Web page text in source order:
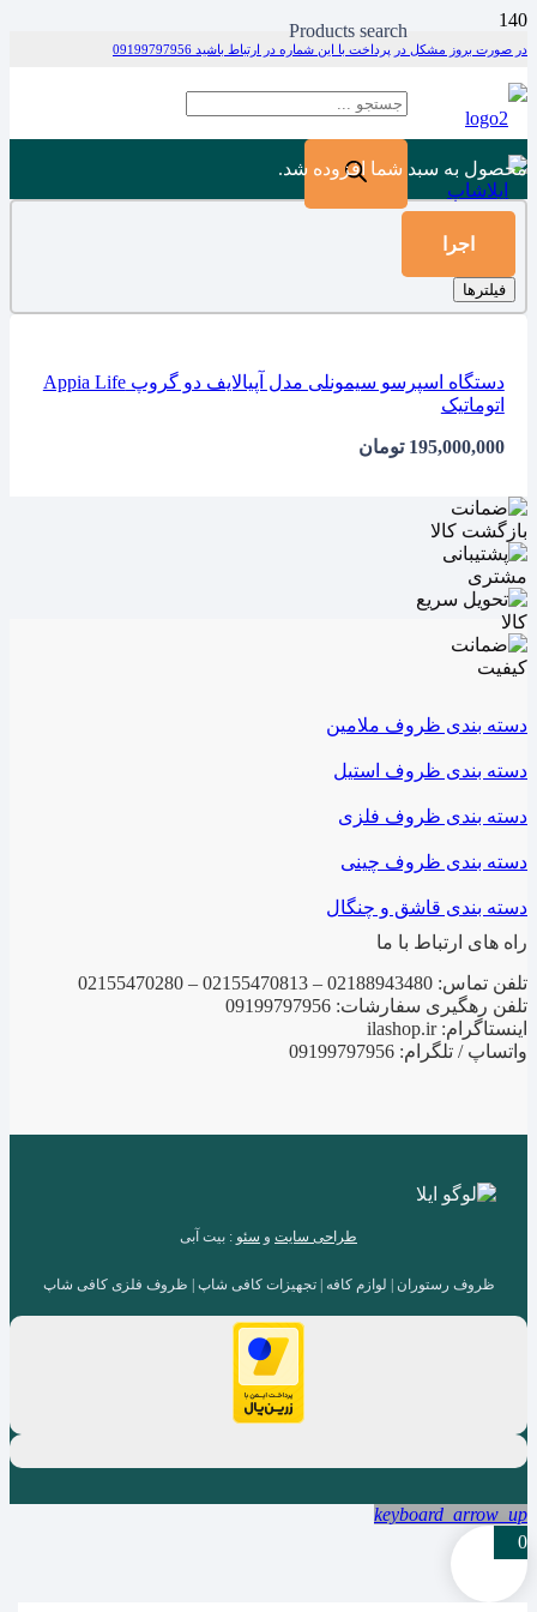
در صورت بروز مشکل در پرداخت با این شماره در ارتباط باشید 09199797956
Products search
محصول به سبد شما افزوده شد.
اجرا
فیلترها
دستگاه اسپرسو سیمونلی مدل آپیالایف دو گروپ Appia Life
اتوماتیک
195,000,000 تومان
دسته بندی ظروف ملامین
دسته بندی ظروف استیل
دسته بندی ظروف فلزی
دسته بندی ظروف چینی
دسته بندی قاشق و چنگال
راه های ارتباط با ما
تلفن تماس: 02188943480 – 02155470813 – 02155470280
تلفن رهگیری سفارشات: 09199797956
اینستاگرام: ilashop.ir
واتساپ / تلگرام: 09199797956
طراحی سایت و سئو : بیت آبی
ظروف رستوران | لوازم کافه | تجهیزات کافی شاپ | ظروف فلزی کافی شاپ
keyboard_arrow_up
0